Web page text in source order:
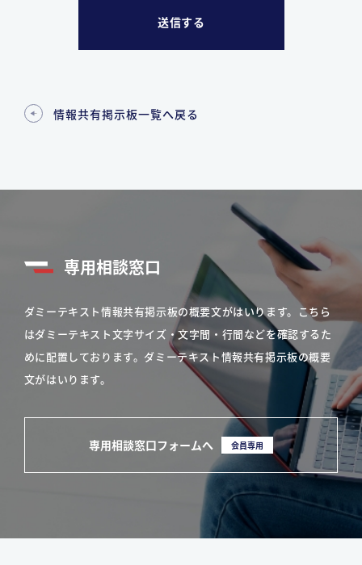
情報共有掲示板一覧へ戻る
専用相談窓口
ダミーテキスト情報共有掲示板の概要文がはいります。こちら
はダミーテキスト文字サイズ・文字間・行間などを確認するた
めに配置しております。ダミーテキスト情報共有掲示板の概要
文がはいります。
専用相談窓口フォームへ 会員専用